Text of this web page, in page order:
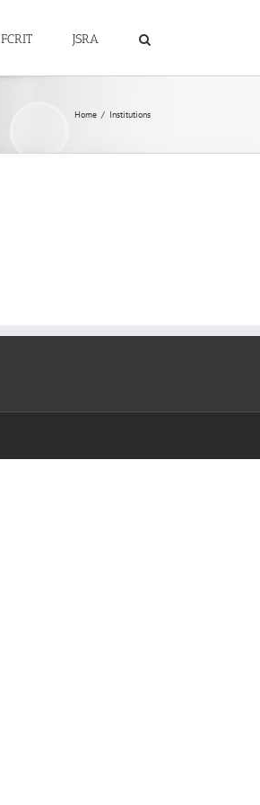
FCRIT JSRA
Home Institutions